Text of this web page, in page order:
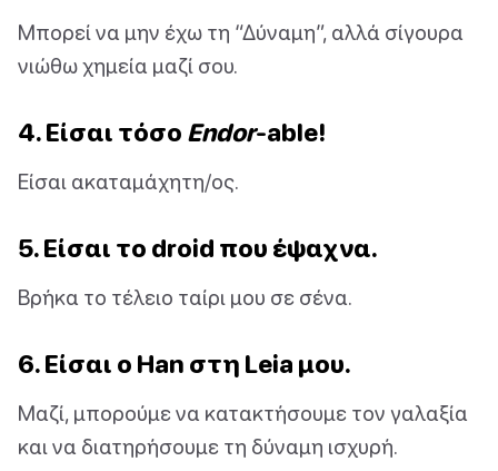
Μπορεί να μην έχω τη “Δύναμη”, αλλά σίγουρα
νιώθω χημεία μαζί σου.
4. Είσαι τόσο Endor-able!
Είσαι ακαταμάχητη/ος.
5. Είσαι το droid που έψαχνα.
Βρήκα το τέλειο ταίρι μου σε σένα.
6. Είσαι ο Han στη Leia μου.
Μαζί, μπορούμε να κατακτήσουμε τον γαλαξία
και να διατηρήσουμε τη δύναμη ισχυρή.